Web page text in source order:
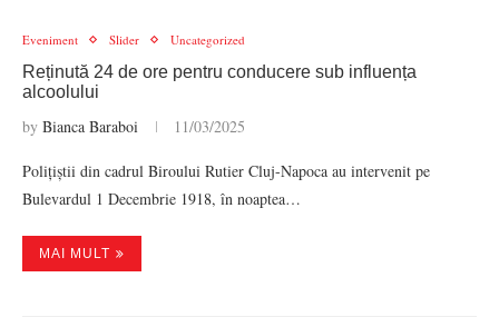
Eveniment Slider Uncategorized
Reținută 24 de ore pentru conducere sub influența
alcoolului
by Bianca Baraboi 11/03/2025
Polițiștii din cadrul Biroului Rutier Cluj-Napoca au intervenit pe
Bulevardul 1 Decembrie 1918, în noaptea…
MAI MULT